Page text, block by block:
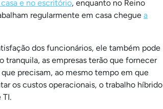
e no escritório, enquanto no Reino
regularmente em casa chegue a
dos funcionários, ele também pode
tranquila, as empresas terão que fornecer
precisam, ao mesmo tempo em que
os custos operacionais, o trabalho híbrido
TI.